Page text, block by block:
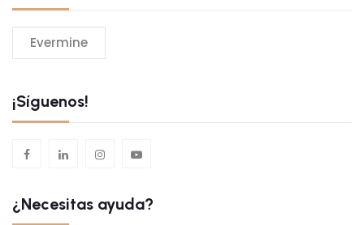
Evermine
¡Síguenos!
¿Necesitas ayuda?